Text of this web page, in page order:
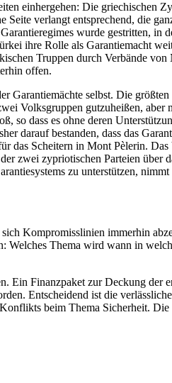
einhergehen: Die griechischen
verlangt entsprechend, die
wurde gestritten, in
ihre Rolle als Garantiemacht
Truppen durch Verbände
offen.
selbst. Die
Volksgruppen gutzuheißen,
dass es ohne deren
darauf bestanden, dass das
das Scheitern in Mont Pèlerin.
zwei zypriotischen Parteien
zu unterstützen,
Kompromisslinien immerhin
Welches Thema wird wann in
Ein Finanzpaket zur Deckung
Entscheidend ist die
beim Thema Sicherheit.